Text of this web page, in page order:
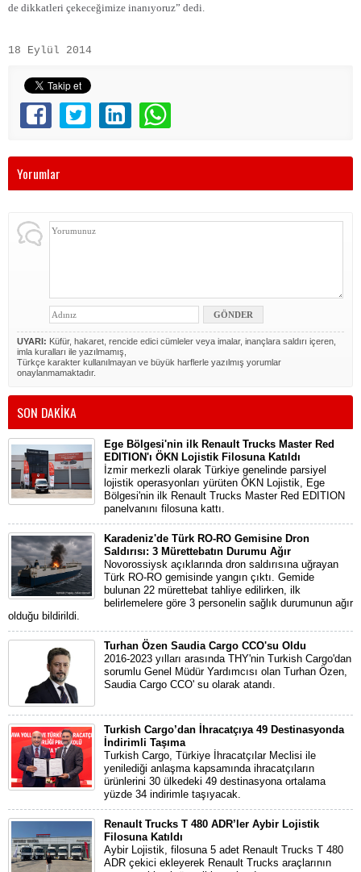
de dikkatleri çekeceğimize inanıyoruz” dedi.
18 Eylül 2014
Yorumlar
UYARI: Küfür, hakaret, rencide edici cümleler veya imalar, inançlara saldırı içeren,
imla kuralları ile yazılmamış,
Türkçe karakter kullanılmayan ve büyük harflerle yazılmış yorumlar
onaylanmamaktadır.
SON DAKİKA
Ege Bölgesi'nin ilk Renault Trucks Master Red
EDITION'ı ÖKN Lojistik Filosuna Katıldı
İzmir merkezli olarak Türkiye genelinde parsiyel
lojistik operasyonları yürüten ÖKN Lojistik, Ege
Bölgesi'nin ilk Renault Trucks Master Red EDITION
panelvanını filosuna kattı.
Karadeniz'de Türk RO-RO Gemisine Dron
Saldırısı: 3 Mürettebatın Durumu Ağır
Novorossiysk açıklarında dron saldırısına uğrayan
Türk RO-RO gemisinde yangın çıktı. Gemide
bulunan 22 mürettebat tahliye edilirken, ilk
belirlemelere göre 3 personelin sağlık durumunun ağır
olduğu bildirildi.
Turhan Özen Saudia Cargo CCO'su Oldu
2016-2023 yılları arasında THY'nin Turkish Cargo'dan
sorumlu Genel Müdür Yardımcısı olan Turhan Özen,
Saudia Cargo CCO' su olarak atandı.
Turkish Cargo’dan İhracatçıya 49 Destinasyonda
İndirimli Taşıma
Turkish Cargo, Türkiye İhracatçılar Meclisi ile
yenilediği anlaşma kapsamında ihracatçıların
ürünlerini 30 ülkedeki 49 destinasyona ortalama
yüzde 34 indirimle taşıyacak.
Renault Trucks T 480 ADR’ler Aybir Lojistik
Filosuna Katıldı
Aybir Lojistik, filosuna 5 adet Renault Trucks T 480
ADR çekici ekleyerek Renault Trucks araçlarının